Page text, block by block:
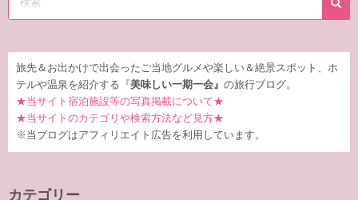
ッ
旅先＆お出かけで出会ったご当地グルメや楽しい＆絶景スポット、ホ
テルや温泉を紹介する『 美味しい一期一会』 の旅行ブログ。
★当サイト宿泊施設等の写真掲載について★
★当サイトのカテゴリや検索方法など見方★
※当ブログはアフィリエイト広告を利用しています。
カテゴリー